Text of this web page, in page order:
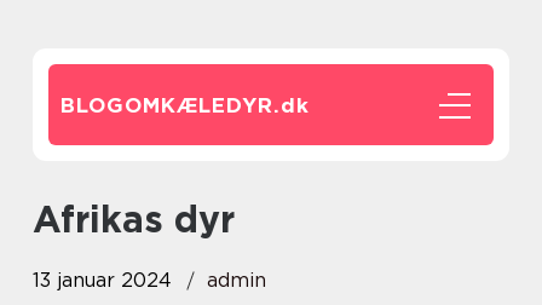
BLOGOMKÆLEDYR.dk
afrikas dyr
13 januar 2024 admin